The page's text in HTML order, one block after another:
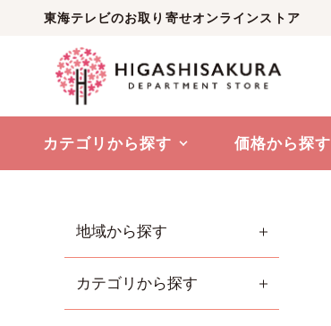
東海テレビのお取り寄せオンラインストア
カテゴリから探す 価格から探す
地域から探す
カテゴリから探す